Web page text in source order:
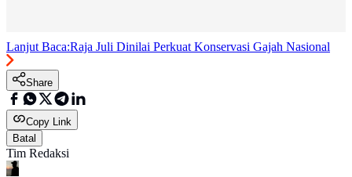
Lanjut Baca:Raja Juli Dinilai Perkuat Konservasi Gajah Nasional
Share
Copy Link
Batal
Tim Redaksi